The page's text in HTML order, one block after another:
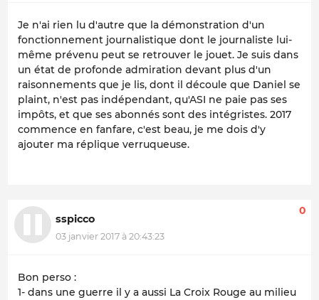
Je n'ai rien lu d'autre que la démonstration d'un
fonctionnement journalistique dont le journaliste lui-
même prévenu peut se retrouver le jouet. Je suis dans
un état de profonde admiration devant plus d'un
raisonnements que je lis, dont il découle que Daniel se
plaint, n'est pas indépendant, qu'ASI ne paie pas ses
impôts, et que ses abonnés sont des intégristes. 2017
commence en fanfare, c'est beau, je me dois d'y
ajouter ma réplique verruqueuse.
sspicco
03 janvier 2017 à 20:43:23
0
Bon perso :
1- dans une guerre il y a aussi La Croix Rouge au milieu